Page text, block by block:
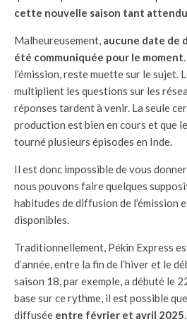
cette nouvelle saison tant
Malheureusement, aucune date de
été communiquée pour le moment
l’émission, reste muette sur le sujet.
multiplient les questions sur les
réponses tardent à venir. La seule
production est bien en cours et que
tourné plusieurs épisodes en Inde.
Il est donc impossible de vous
nous pouvons faire quelques
habitudes de diffusion de l’émission
disponibles.
Traditionnellement, Pékin Express
d’année, entre la fin de l’hiver et le
saison 18, par exemple, a débuté le
base sur ce rythme, il est possible
diffusée entre février et avril 2025